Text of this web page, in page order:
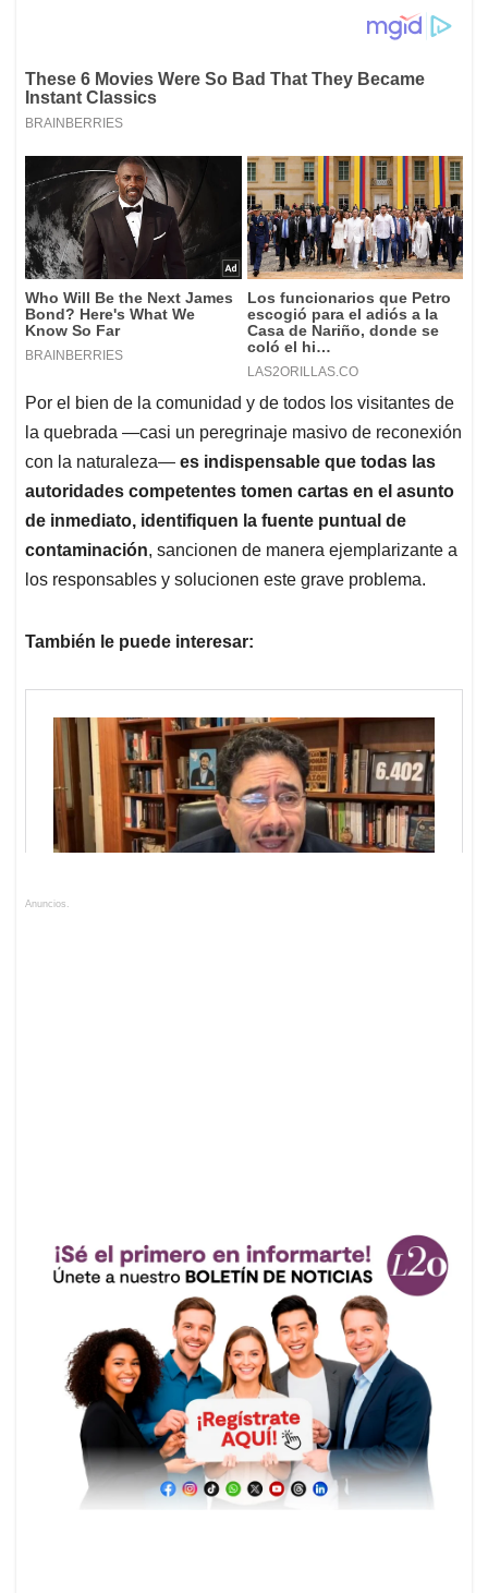
Por el bien de la comunidad y de todos los visitantes de
la quebrada —casi un peregrinaje masivo de reconexión
con la naturaleza— es indispensable que todas las
autoridades competentes tomen cartas en el asunto
de inmediato, identifiquen la fuente puntual de
contaminación, sancionen de manera ejemplarizante a
los responsables y solucionen este grave problema.
También le puede interesar:
Anuncios.